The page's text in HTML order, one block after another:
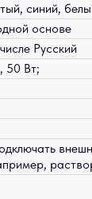
синий,
основе
Русский
50 Вт;